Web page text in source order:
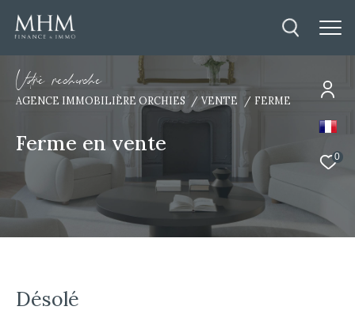
0
Vore recece
AGENCE IMMOBILIÈRE ORCHIES VENTE FERME
Ferme en vente
Désolé